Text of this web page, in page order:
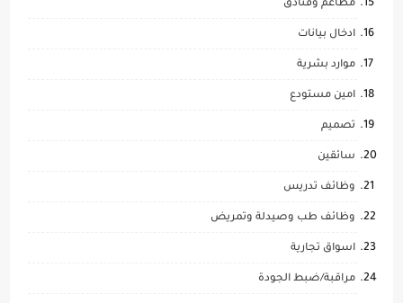
مطاعم وفنادق
ادخال بيانات
موارد بشرية
امين مستودع
تصميم
سائقين
وظائف تدريس
وظائف طب وصيدلة وتمريض
اسواق تجارية
مراقبة/ضبط الجودة